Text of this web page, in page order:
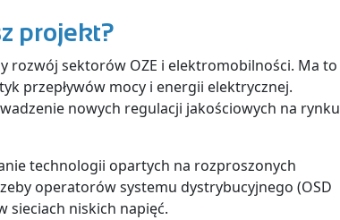
projekt?
rozwój sektorów OZE i elektromobilności. Ma to
przepływów mocy i energii elektrycznej.
nowych regulacji jakościowych na rynku
technologii opartych na rozproszonych
operatorów systemu dystrybucyjnego (OSD
sieciach niskich napięć.